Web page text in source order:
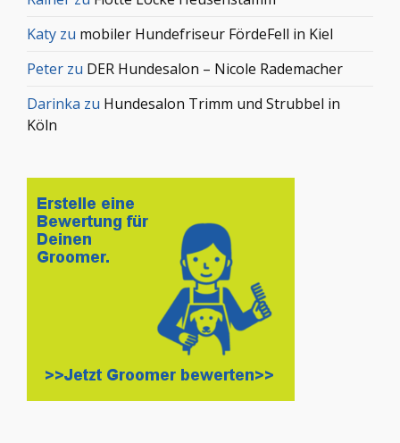
Katy zu mobiler Hundefriseur FördeFell in Kiel
Peter zu DER Hundesalon – Nicole Rademacher
Darinka zu Hundesalon Trimm und Strubbel in
Köln